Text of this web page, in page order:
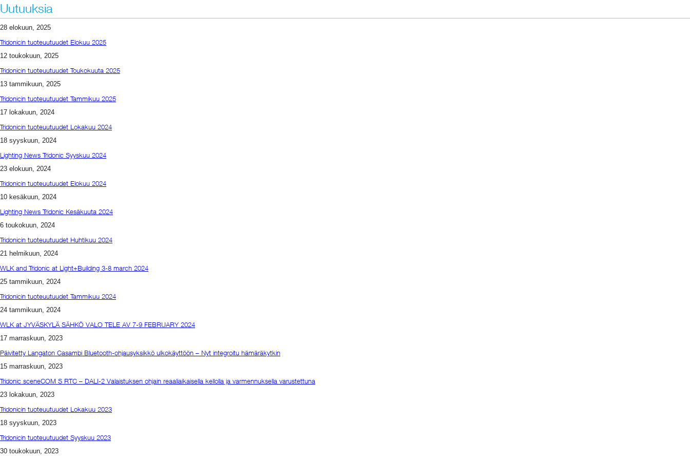
Uutuuksia
28 elokuun, 2025
Tridonicin tuoteuutuudet Elokuu 2025
12 toukokuun, 2025
Tridonicin tuoteuutuudet Toukokuuta 2025
13 tammikuun, 2025
Tridonicin tuoteuutuudet Tammikuu 2025
17 lokakuun, 2024
Tridonicin tuoteuutuudet Lokakuu 2024
18 syyskuun, 2024
Lighting News Tridonic Syyskuu 2024
23 elokuun, 2024
Tridonicin tuoteuutuudet Elokuu 2024
10 kesäkuun, 2024
Lighting News Tridonic Kesäkuuta 2024
6 toukokuun, 2024
Tridonicin tuoteuutuudet Huhtikuu 2024
21 helmikuun, 2024
WLK and Tridonic at Light+Building 3-8 march 2024
25 tammikuun, 2024
Tridonicin tuoteuutuudet Tammikuu 2024
24 tammikuun, 2024
WLK at JYVÄSKYLÄ SÄHKÖ VALO TELE AV 7-9 FEBRUARY 2024
17 marraskuun, 2023
Päivitetty Langaton Casambi Bluetooth-ohjausyksikkö ulkokäyttöön – Nyt integroitu hämäräkytkin
15 marraskuun, 2023
Tridonic sceneCOM S RTC – DALI-2 Valaistuksen ohjain reaaliaikaisella kellolla ja varmennuksella varustettuna
23 lokakuun, 2023
Tridonicin tuoteuutuudet Lokakuu 2023
18 syyskuun, 2023
Tridonicin tuoteuutuudet Syyskuu 2023
30 toukokuun, 2023